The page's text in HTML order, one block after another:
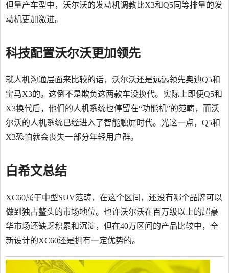
但量产车型中，沃尔沃的发动机调教比X3和Q5同等排量的发
动机更加激进。
科技配置沃尔沃更加领先
就人机沟通层面来比较的话，沃尔沃还是远远领先奥迪Q5和
宝马X3的。这倒不是欺负这两款车没换代。实际上即便Q5和
X3换代后，他们的人机系统也停留在“功能机”的范畴，而沃
尔沃的人机系统已经进入了智能触屏时代。光这一点，Q5和
X3恐怕就会丧失一部分年轻用户群。
白希文总结
XC60属于中型SUV范畴，在这个区间，还没有哪个品牌可以
做到独占鳌头的市场地位。也许沃尔沃在百万级以上的超豪
华市场还缺乏积累和沉淀，但在40万区间的产品比较中，全
新设计的XC60还是拥有一定优势的。